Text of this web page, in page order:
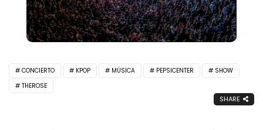
CONCIERTO KPOP MÚSICA PEPSICENTER
SHOW
THEROSE
SHARE